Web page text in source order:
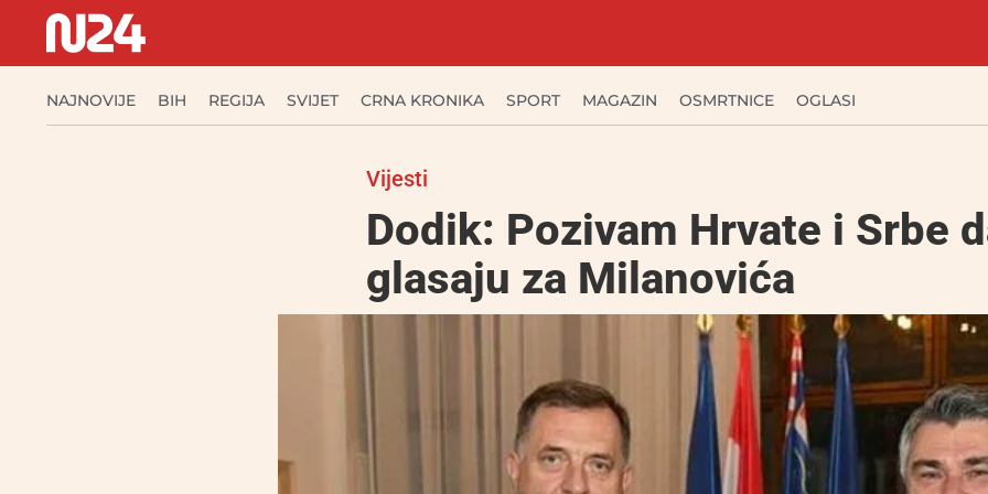
NAJNOVIJE BIH REGIJA SVIJET CRNA KRONIKA SPORT MAGAZIN OSMRTNICE OGLASI
Vijesti
Dodik: Pozivam Hrvate i Srbe
glasaju za Milanovića